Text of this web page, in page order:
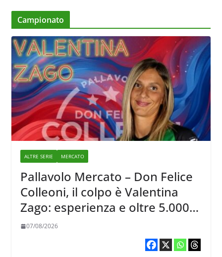
Campionato
ALTRE SERIE MERCATO
Pallavolo Mercato – Don Felice
Colleoni, il colpo è Valentina
Zago: esperienza e oltre 5.000
punti al servizio di Trescore
07/08/2026